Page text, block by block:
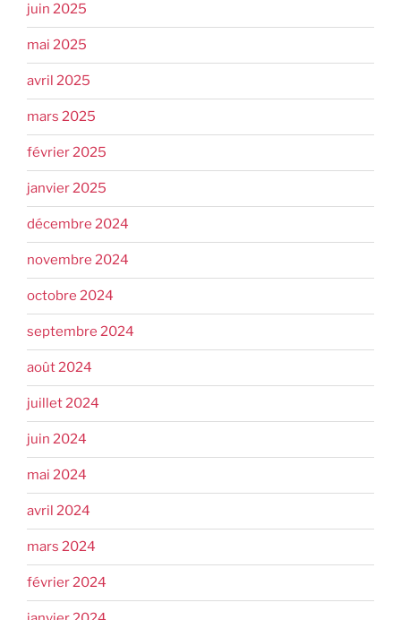
juin 2025
mai 2025
avril 2025
mars 2025
février 2025
janvier 2025
décembre 2024
novembre 2024
octobre 2024
septembre 2024
août 2024
juillet 2024
juin 2024
mai 2024
avril 2024
mars 2024
février 2024